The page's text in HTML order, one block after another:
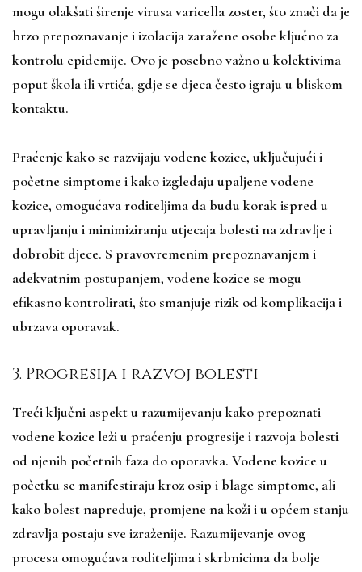
mogu olakšati širenje virusa varicella zoster, što znači da je
brzo prepoznavanje i izolacija zaražene osobe ključno za
kontrolu epidemije. Ovo je posebno važno u kolektivima
poput škola ili vrtića, gdje se djeca često igraju u bliskom
kontaktu.
Praćenje kako se razvijaju vodene kozice, uključujući i
početne simptome i kako izgledaju upaljene vodene
kozice, omogućava roditeljima da budu korak ispred u
upravljanju i minimiziranju utjecaja bolesti na zdravlje i
dobrobit djece. S pravovremenim prepoznavanjem i
adekvatnim postupanjem, vodene kozice se mogu
efikasno kontrolirati, što smanjuje rizik od komplikacija i
ubrzava oporavak.
3. Progresija i razvoj bolesti
Treći ključni aspekt u razumijevanju kako prepoznati
vodene kozice leži u praćenju progresije i razvoja bolesti
od njenih početnih faza do oporavka. Vodene kozice u
početku se manifestiraju kroz osip i blage simptome, ali
kako bolest napreduje, promjene na koži i u općem stanju
zdravlja postaju sve izraženije. Razumijevanje ovog
procesa omogućava roditeljima i skrbnicima da bolje